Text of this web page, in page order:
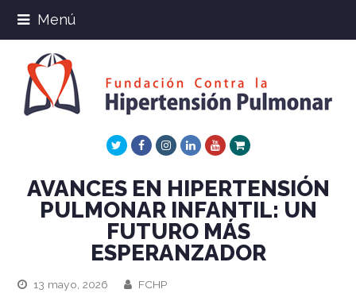
Menú
TwitterFacebookInstagram
LinkedInYoutube
Xing
AVANCES EN HIPERTENSIÓN
PULMONAR INFANTIL: UN
FUTURO MÁS
ESPERANZADOR
13 mayo, 2026
FCHP